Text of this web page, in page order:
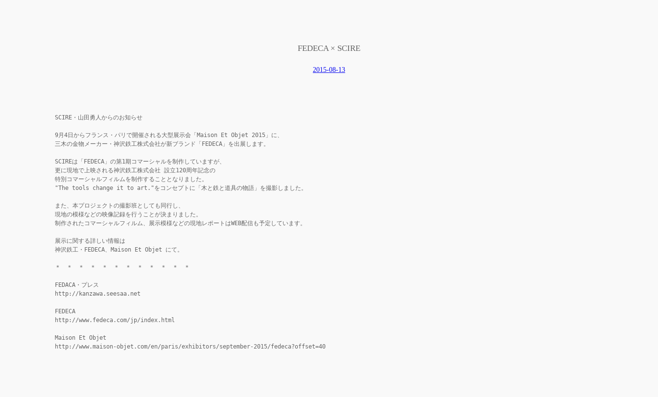
FEDECA × SCIRE
2015-08-13
SCIRE・山田勇人からのお知らせ
9月4日からフランス・パリで開催される大型展示会「Maison Et Objet 2015」に、
三木の金物メーカー・神沢鉄工株式会社が新ブランド「FEDECA」を出展します。
SCIREは「FEDECA」の第1期コマーシャルを制作していますが、
更に現地で上映される神沢鉄工株式会社 設立120周年記念の
特別コマーシャルフィルムを制作することとなりました。
"The tools change it to art."をコンセプトに「木と鉄と道具の物語」を撮影しました。
また、本プロジェクトの撮影班としても同行し、
現地の模様などの映像記録を行うことが決まりました。
制作されたコマーシャルフィルム、展示模様などの現地レポートはWEB配信も予定しています。
展示に関する詳しい情報は
神沢鉄工・FEDECA、Maison Et Objet にて。
＊　＊　＊　＊　＊　＊　＊　＊　＊　＊　＊　＊
FEDACA・プレス
http://kanzawa.seesaa.net
FEDECA
http://www.fedeca.com/jp/index.html
Maison Et Objet
http://www.maison-objet.com/en/paris/exhibitors/september-2015/fedeca?offset=40